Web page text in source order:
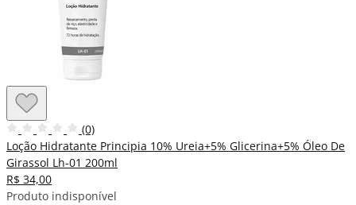
(0)
Loção Hidratante Principia 10% Ureia+5% Glicerina+5% Óleo De
Girassol Lh-01 200ml
R$ 34,00
Produto indisponível